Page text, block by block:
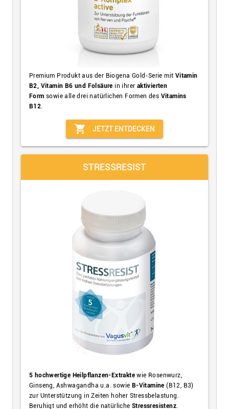
Premium Produkt aus der Biogena Gold-Serie mit Vitamin
B2, Vitamin B6 und Folsäure in ihrer aktivierten
Form sowie alle drei natürlichen Formen des Vitamins
B12
shopping_cart JETZT ENTDECKEN
STRESSRESIST
5 hochwertige Heilpflanzen-Extraktewie Rosenwurz,
Ginseng, Ashwagandha u.a. sowie B-Vitamine (B12, B3)
zur Unterstützung in Zeiten hoher Stressbelastung.
Beruhigt und erhöht die natürliche Stressresistenz